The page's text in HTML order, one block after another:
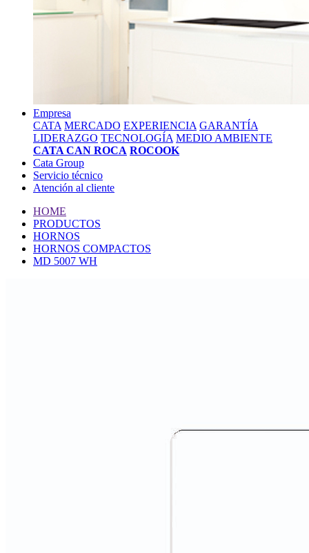
Empresa
CATA MERCADO EXPERIENCIA GARANTÍA
LIDERAZGO TECNOLOGÍA MEDIO AMBIENTE
CATA CAN ROCA ROCOOK
Cata Group
Servicio técnico
Atención al cliente
HOME
PRODUCTOS
HORNOS
HORNOS COMPACTOS
MD 5007 WH